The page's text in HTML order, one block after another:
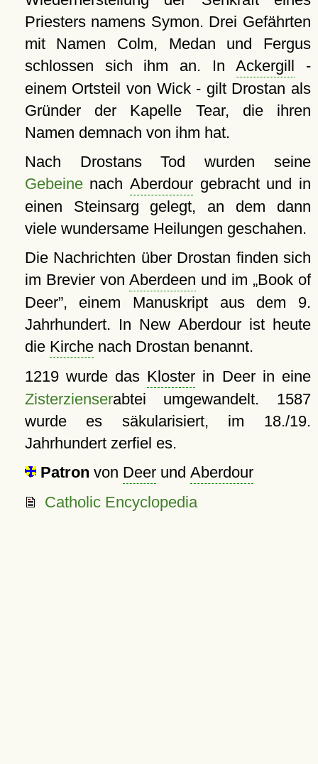
Priesters namens Symon. Drei Gefährten
mit Namen Colm, Medan und Fergus
schlossen sich ihm an. InAckergill -
einem Ortsteil von Wick - gilt Drostan als
Gründer der Kapelle Tear, die ihren
Namen demnach von ihm hat.
Nach Drostans Tod wurden seine
GebeinenachAberdour gebracht und in
einen Steinsarg gelegt, an dem dann
viele wundersame Heilungen geschahen.
Die Nachrichten über Drostan finden sich
im Brevier vonAberdeen und im Book of
Deer , einem Manuskript aus dem 9.
Jahrhundert. In New Aberdour ist heute
die Kirchenach Drostan benannt.
1219 wurde das Kloster in Deer in eine
Zisterzienserabtei umgewandelt. 1587
wurde es säkularisiert, im 18./19.
Jahrhundert zerfiel es.
Patron von Deerund Aberdour
Catholic Encyclopedia